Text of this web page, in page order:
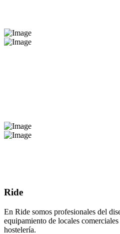
Ride
En Ride somos profesionales del
equipamiento de locales
hostelería.